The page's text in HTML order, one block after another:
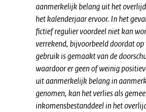
aanmerkelijk belang uit het
het kalenderjaar ervoor. In het
fictief regulier voordeel niet kan
verrekend, bijvoorbeeld doordat op
gebruik is gemaakt van de
waardoor er geen of weinig
uit aanmerkelijk belang in
genomen, kan het verlies als
inkomensbestanddeel in het